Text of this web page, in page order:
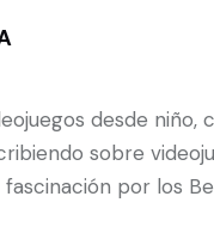
desde niño,
sobre
por los